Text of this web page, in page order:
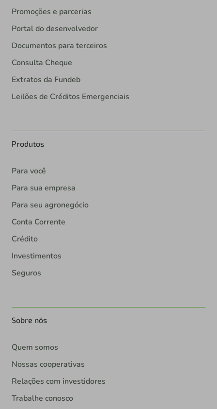
Promoções e parcerias
Portal do desenvolvedor
Documentos para terceiros
Consulta Cheque
Extratos da Fundeb
Leilões de Créditos Emergenciais
Produtos
Para você
Para sua empresa
Para seu agronegócio
Conta Corrente
Crédito
Investimentos
Seguros
Sobre nós
Quem somos
Nossas cooperativas
Relações com investidores
Trabalhe conosco